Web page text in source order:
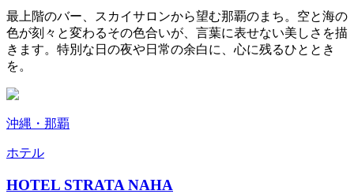
最上階のバー、スカイサロンから望む那覇のまち。空と海の
色が刻々と変わるその色合いが、言葉に表せない美しさを描
きます。特別な日の夜や日常の余白に、心に残るひととき
を。
沖縄・那覇
ホテル
HOTEL STRATA NAHA